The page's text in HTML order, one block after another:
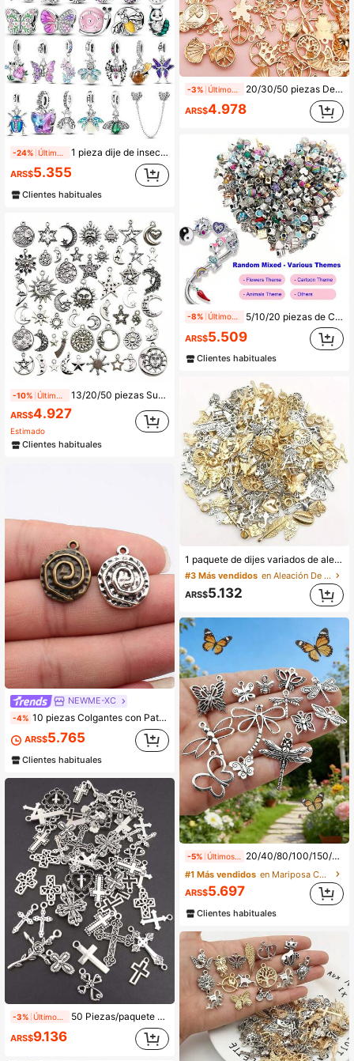
-24% 1 pieza dije de insecto chapado en plata, mariposa libélula araña caracol luciérnaga escarabajo abeja cuentas colgantes para hacer pulseras collares joyería DIY regalo único
ARS$5.355
Clientes habituales
-10% 13/20/50 piezas Suministros artesanales Colgantes mixtos de sol, luna y estrellas de plata antigua para fabricación de joyas, hallazgos para DIY collares, pulseras (Mezcla aleatoria)
ARS$4.927
Estimado
Clientes habituales
NEWME-XC
-4% 10 piezas Colgantes con Patrón de Remolino de 22x17mm para Hacer Joyas DIY, Collares, Llaveros, Cadenas de Teléfono, Pulseras, Accesorios para Manualidades Hechas a Mano
ARS$5.765
Clientes habituales
-3% 50 Piezas/paquete Colgante Cruzado Tallado Aleatorio De La Aleación Del Zinc Antigua Para Collar De Diy, Pulsera, Accesorios De La Fabricación De Joyas
ARS$9.136
-3% 20/30/50 piezas De Dijes Dorados Kc Mezclados Al Azar De Metal, Diy, Pulsera Vintage, Colgante, Collar, Accesorios Para La Fabricación De Joyas
ARS$4.978
-8% Últimos 2 días 5/10/20 piezas de Charms de temas aleatorios como Animales/Plantas/Flores/Mascotas/Deportes/Dibujos animados/Océano/Día de la Madre/San Valentín/Amigos/Familia/Estrellas/Luna/Sol/Viajes/Café/Pasaporte/San Valentín para hacer pulseras DIY con diseño de strass
ARS$5.509
Clientes habituales
1 paquete de dijes variados de aleación de plata antigua a granel para hacer pulseras, collares, pendientes y manualidades de joyería
#3 Más vendidos
en Aleación De Zinc Encantos para hacer joyas
ARS$5.132
-5% 20/40/80/100/150/200 piezas/Paquete Encantos de mariposa, libélula y abeja de insectos mixtos, para hacer joyas DIY - Accesorios y adornos para collares y pulseras
#1 Más vendidos
en Mariposa Colgantes y dijes
ARS$5.697
Clientes habituales